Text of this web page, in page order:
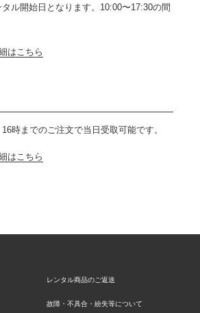
タル開始日となります。10:00〜17:30の間
はこちら
時までのご注文で当日受取可能です。
はこちら
レンタル商品のご返送
故障・不具合・紛失等について